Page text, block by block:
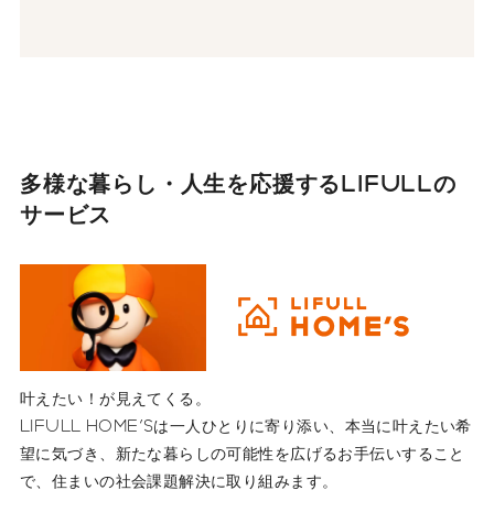
多様な暮らし・人生を応援するLIFULLの
サービス
叶えたい！が見えてくる。
LIFULL HOME'Sは一人ひとりに寄り添い、本当に叶えたい希
望に気づき、新たな暮らしの可能性を広げるお手伝いすること
で、住まいの社会課題解決に取り組みます。